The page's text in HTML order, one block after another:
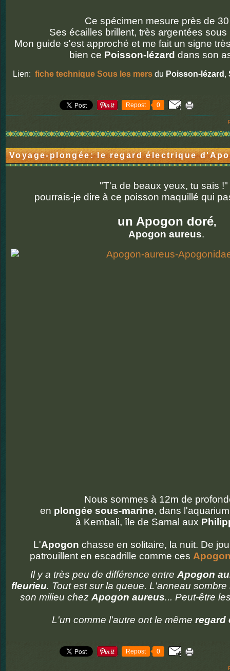
Ce spécimen mesure près de
Ses écailles brillent, très argentées
Mon guide s'est approché et me fait un signe
bien ce Poisson-lézard dans son
Lien: fiche technique Sous les mers du Poisson-lézard ,
Repost 0
Voyage-plongée: le regard électrique
"T'a de beaux yeux, tu sais !"
pourrais-je dire à ce poisson maquillé qui
un Apogon doré,
Apogon aureus.
Nous sommes à 12m de
en plongée sous-marine, dans
à Kembali, île de Samal aux
L'Apogon chasse en solitaire, la nuit. De
patrouillent en escadrille comme ces
Il y a très peu de différence entre Apogon
fleurieu. Tout est sur la queue. L'anneau
son milieu chez Apogon aureus... Peut-être
L'un comme l'autre ont le même regard
Repost 0